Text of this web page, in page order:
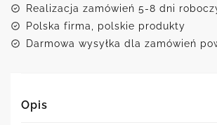
Realizacja zamówień 5-8 dni
Polska firma, polskie produkty
Darmowa wysyłka dla zamówień
Opis